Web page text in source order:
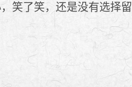
笑了笑，还是没有选择留